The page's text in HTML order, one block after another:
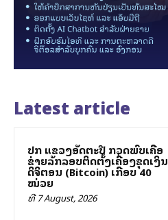
Latest article
ປກສ ແຂວງອັດຕະປື ກວດພົບເຄືອ
ຂ່າຍລັກລອບຕິດຕັ້ງເຄື່ອງຂຸດເງິນ
ດິຈິຕອນ (Bitcoin) ເກືອບ 40
ໝ່ວຍ
ທີ 7 August, 2026